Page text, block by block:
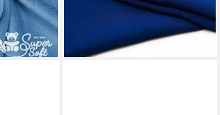
+29
(2,39 €/ 1 qm)
lieferbar - in 3-4 Werktagen bei dir
+25